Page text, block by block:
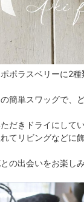
ポラスベリーに2
簡単スワッグで
だきドライにして
てリビングなどに
の出会いをお楽し